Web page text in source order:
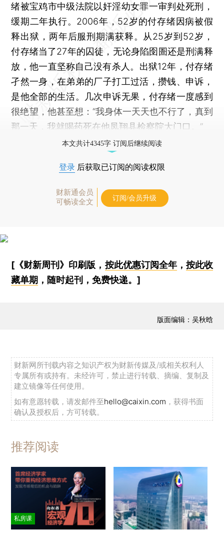
绪被宝鸡市中级法院以奸淫幼女罪一审判处死刑，
缓期二年执行。2006年，52岁的付存绪因病被假
释出狱，两年后服刑期满获释。从25岁到52岁，
付存绪当了27年的囚徒，无论身陷囹圄还是刑满释
放，他一直坚称自己没有杀人。出狱12年，付存绪
孑然一身，在弟弟的厂子打工过活，攒钱、申诉，
是他全部的生活。几次申诉无果，付存绪一度感到
很绝望，他甚至想：“我身体一天天也不行了，真到
那一天，我就喝药死在他凤翔县检察院大门口。”
本文共计4345字 订阅后继续阅读
登录 后获取已订阅的阅读权限
财新通会员
可畅读全文
订阅/会员升级
[《财新周刊》印刷版， 按此优惠订阅全年， 按此收
藏单期 ，随时起刊，免费快递。]
版面编辑：吴秋晗
财新网所刊载内容之知识产权为财新传媒及/或相关权利人
专属所有或持有。未经许可，禁止进行转载、摘编、复制及
建立镜像等任何使用。
如有意愿转载，请发邮件至hello@caixin.com ，获得书面
确认及授权后，方可转载。
推荐阅读
私房课